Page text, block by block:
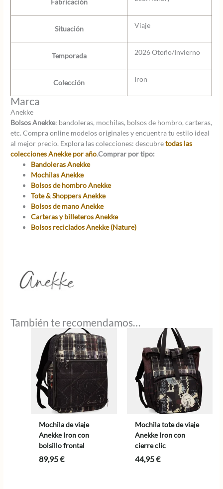
Fabricación
Situación Viaje
Temporada 2026 Otoño/Invierno
Colección Iron
Marca
Anekke
Bolsos Anekke: bandoleras, mochilas, bolsos de hombro, carteras,
etc. Compra online modelos originales y encuentra tu estilo ideal
al mejor precio. Explora las colecciones: descubretodas las
colecciones Anekke por año.Comprar por tipo:
Bandoleras Anekke
Mochilas Anekke
Bolsos de hombro Anekke
Tote & Shoppers Anekke
Bolsos de mano Anekke
Carteras y billeteros Anekke
Bolsos reciclados Anekke (Nature)
También te recomendamos…
Mochila de viaje
Anekke Iron con
bolsillo frontal
89,95€
Mochila tote de viaje
Anekke Iron con
cierre clic
44,95€